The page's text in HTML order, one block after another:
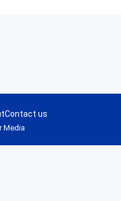
Media
Contact us